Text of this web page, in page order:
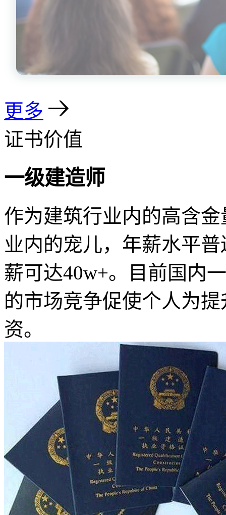
更多
证书价值
一级建造师
作为建筑行业内的高含
业内的宠儿，年薪水平
薪可达40w+。目前国内
的市场竞争促使个人为
资。